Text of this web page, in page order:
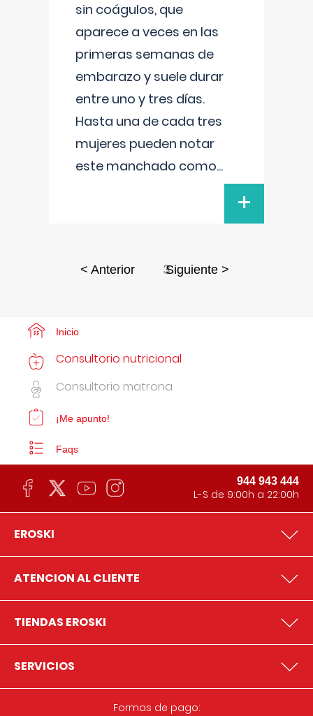
sin coágulos, que
aparece a veces en las
primeras semanas de
embarazo y suele durar
entre uno y tres días.
Hasta una de cada tres
mujeres pueden notar
este manchado como...
+
< Anterior 3Siguiente >
Inicio
Consultorio nutricional
Consultorio matrona
¡Me apunto!
Faqs
944 943 444
L-S de 9:00h a 22:00h
EROSKI
ATENCION AL CLIENTE
TIENDAS EROSKI
SERVICIOS
Formas de pago: